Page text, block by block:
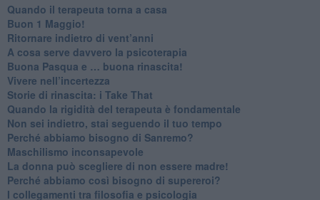
​Quando il terapeuta torna a casa
​Buon 1 Maggio!
Ritornare indietro di vent’anni
​A cosa serve davvero la psicoterapia
​Buona Pasqua e … buona rinascita!
​Vivere nell’incertezza
​Storie di rinascita: i Take That
​Quando la rigidità del terapeuta è fondamentale
​Non sei indietro, stai seguendo il tuo tempo
​Perché abbiamo bisogno di Sanremo?
​Maschilismo inconsapevole
​La donna può scegliere di non essere madre!
​Perché abbiamo così bisogno di supereroi?
​I collegamenti tra filosofia e psicologia